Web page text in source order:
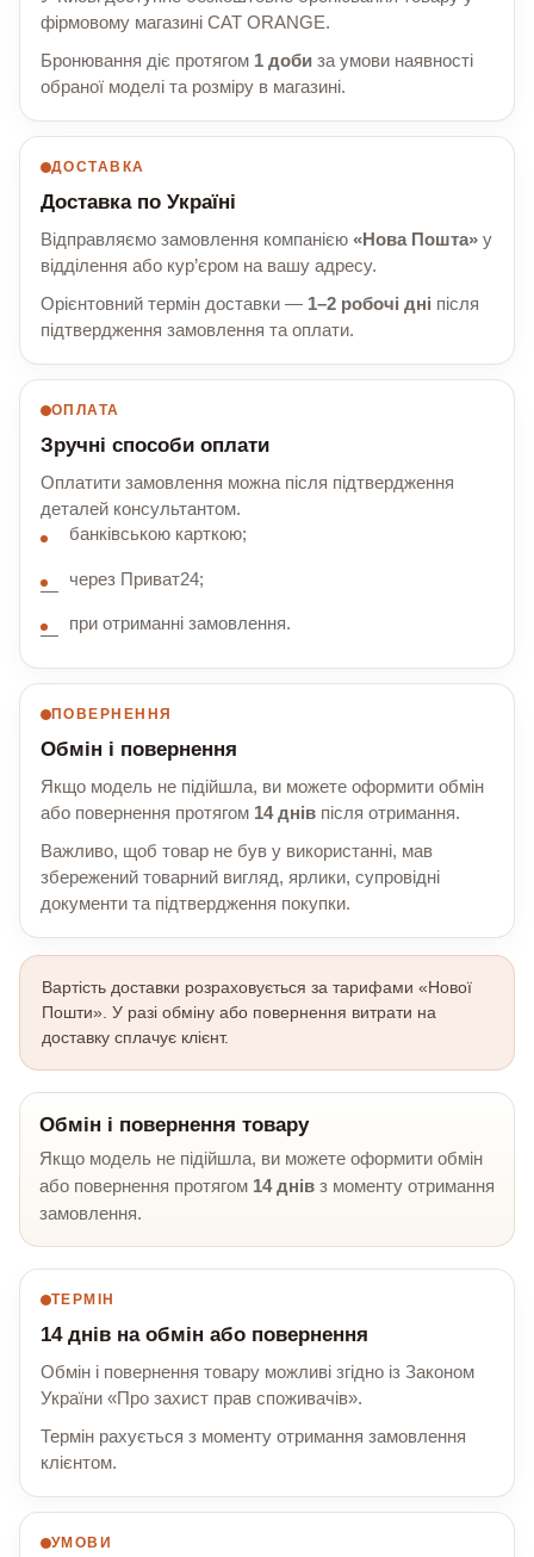
фірмовому магазині CAT ORANGE.
Бронювання діє протягом 1 доби за умови наявності
обраної моделі та розміру в магазині.
ДОСТАВКА
Доставка по Україні
Відправляємо замовлення компанією «Нова Пошта» у
відділення або кур’єром на вашу адресу.
Орієнтовний термін доставки — 1–2 робочі дні після
підтвердження замовлення та оплати.
ОПЛАТА
Зручні способи оплати
Оплатити замовлення можна після підтвердження
деталей консультантом.
банківською карткою;
через Приват24;
при отриманні замовлення.
ПОВЕРНЕННЯ
Обмін і повернення
Якщо модель не підійшла, ви можете оформити обмін
або повернення протягом 14 днів після отримання.
Важливо, щоб товар не був у використанні, мав
збережений товарний вигляд, ярлики, супровідні
документи та підтвердження покупки.
Вартість доставки розраховується за тарифами «Нової
Пошти». У разі обміну або повернення витрати на
доставку сплачує клієнт.
Обмін і повернення товару
Якщо модель не підійшла, ви можете оформити обмін
або повернення протягом 14 днів з моменту отримання
замовлення.
ТЕРМІН
14 днів на обмін або повернення
Обмін і повернення товару можливі згідно із Законом
України «Про захист прав споживачів».
Термін рахується з моменту отримання замовлення
клієнтом.
УМОВИ